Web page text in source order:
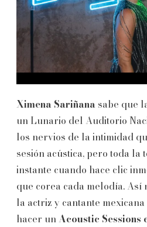
Ximena Sariñana sabe que
un Lunario del Auditorio
los nervios de la intimidad
sesión acústica, pero toda la
instante cuando hace clic
que corea cada melodía. Así
la actriz y cantante
hacer unAcoustic